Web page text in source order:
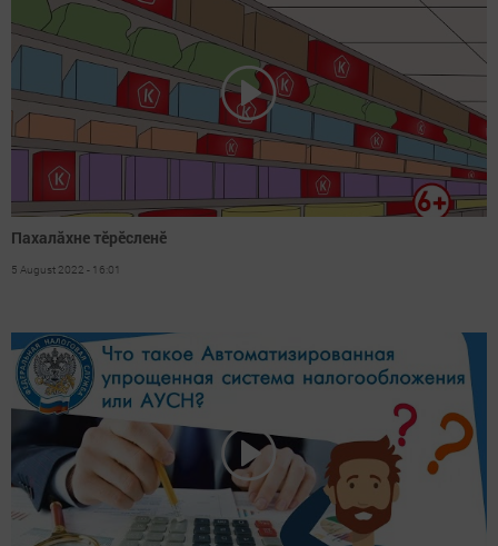
Пахалăхне тӗрӗсленӗ
5 August 2022 - 16:01